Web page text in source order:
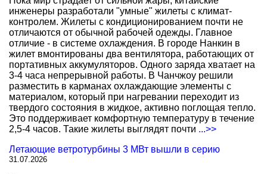
инженеры разработали "умные" жилеты с климат-
контролем. Жилеты с кондиционированием почти не
отличаются от обычной рабочей одежды. Главное
отличие - в системе охлаждения. В городе Нанкин в
жилет вмонтированы два вентилятора, работающих от
портативных аккумуляторов. Одного заряда хватает на
3-4 часа непрерывной работы. В Чанчжоу решили
разместить в карманах охлаждающие элементы с
материалом, который при нагревании переходит из
твердого состояния в жидкое, активно поглощая тепло.
Это поддерживает комфортную температуру в течение
2,5-4 часов. Такие жилеты выглядят почти ...>>
Летающие ветротурбины 3 МВт вышли в серию
31.07.2026